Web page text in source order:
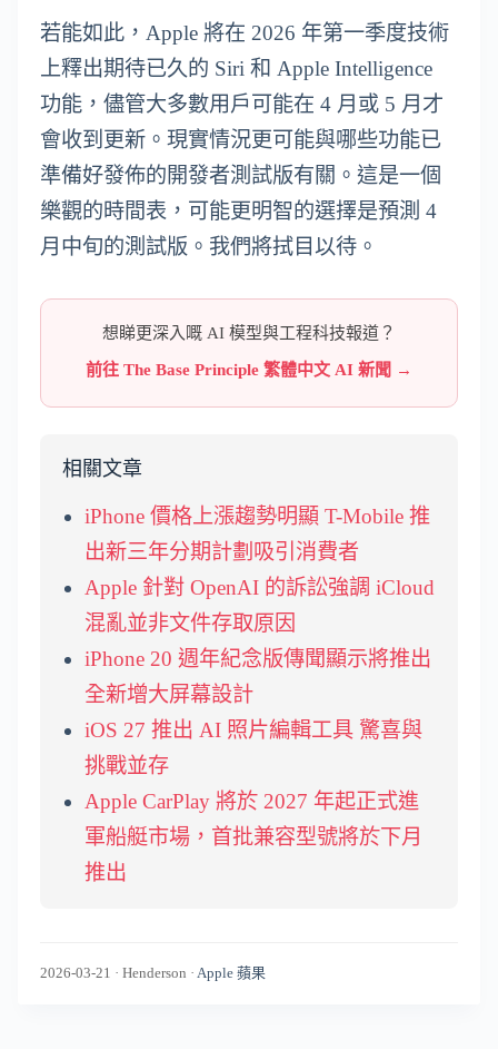
若能如此，Apple 將在 2026 年第一季度技術
上釋出期待已久的 Siri 和 Apple Intelligence
功能，儘管大多數用戶可能在 4 月或 5 月才
會收到更新。現實情況更可能與哪些功能已
準備好發佈的開發者測試版有關。這是一個
樂觀的時間表，可能更明智的選擇是預測 4
月中旬的測試版。我們將拭目以待。
想睇更深入嘅 AI 模型與工程科技報道？
前往 The Base Principle 繁體中文 AI 新聞 →
相關文章
iPhone 價格上漲趨勢明顯 T-Mobile 推
出新三年分期計劃吸引消費者
Apple 針對 OpenAI 的訴訟強調 iCloud
混亂並非文件存取原因
iPhone 20 週年紀念版傳聞顯示將推出
全新增大屏幕設計
iOS 27 推出 AI 照片編輯工具 驚喜與
挑戰並存
Apple CarPlay 將於 2027 年起正式進
軍船艇市場，首批兼容型號將於下月
推出
2026-03-21 · Henderson · Apple 蘋果